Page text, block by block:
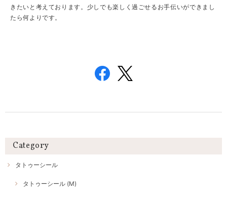
きたいと考えております。少しでも楽しく過ごせるお手伝いができまし
たら何よりです。
Category
タトゥーシール
タトゥーシール (M)